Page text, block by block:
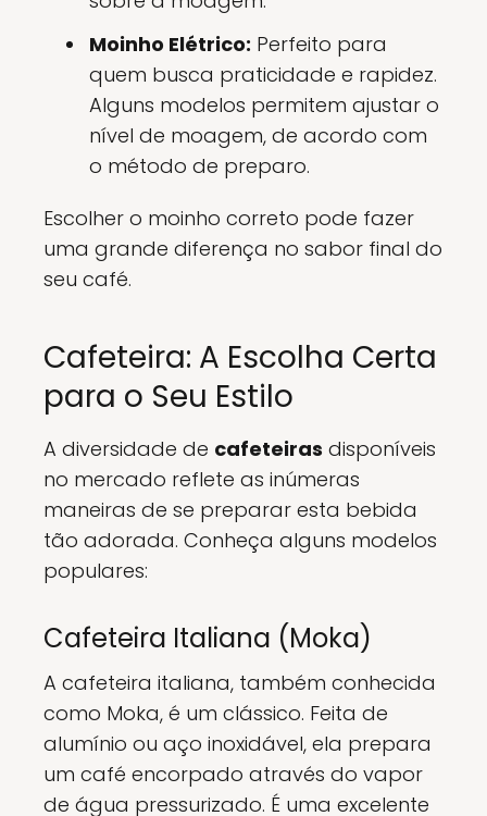
Moinho Elétrico: Perfeito para
quem busca praticidade e rapidez.
Alguns modelos permitem ajustar o
nível de moagem, de acordo com
o método de preparo.
Escolher o moinho correto pode fazer
uma grande diferença no sabor final do
seu café.
Cafeteira: A Escolha Certa
para o Seu Estilo
A diversidade de cafeteiras disponíveis
no mercado reflete as inúmeras
maneiras de se preparar esta bebida
tão adorada. Conheça alguns modelos
populares:
Cafeteira Italiana (Moka)
A cafeteira italiana, também conhecida
como Moka, é um clássico. Feita de
alumínio ou aço inoxidável, ela prepara
um café encorpado através do vapor
de água pressurizado. É uma excelente